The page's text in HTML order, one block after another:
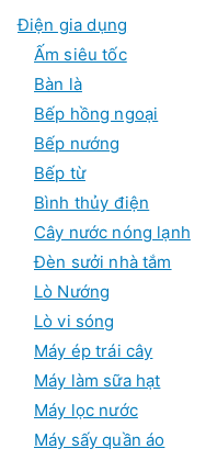
n
Điện gia dụng
Ấm siêu tốc
Bàn là
Bếp hồng ngoại
Bếp nướng
Bếp từ
Bình thủy điện
Cây nước nóng lạnh
Đèn sưởi nhà tắm
Lò Nướng
Lò vi sóng
Máy ép trái cây
Máy làm sữa hạt
Máy lọc nước
Máy sấy quần áo